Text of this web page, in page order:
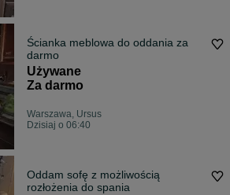
Ścianka meblowa do oddania za
darmo
Używane
Za darmo
Warszawa, Ursus
Dzisiaj o 06:40
Oddam sofę z możliwością
rozłożenia do spania